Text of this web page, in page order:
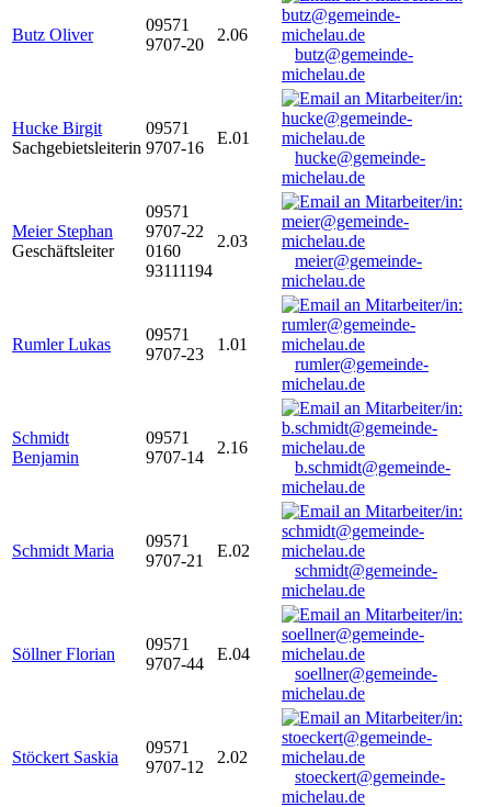
Butz Oliver
09571
9707-20
2.06
butz@gemeinde-
michelau.de
Hucke Birgit
Sachgebietsleiterin
09571
9707-16
E.01
hucke@gemeinde-
michelau.de
Meier Stephan
Geschäftsleiter
09571
9707-22
0160
93111194
2.03
meier@gemeinde-
michelau.de
Rumler Lukas
09571
9707-23
1.01
rumler@gemeinde-
michelau.de
Schmidt
Benjamin
09571
9707-14
2.16
b.schmidt@gemeinde-
michelau.de
Schmidt Maria
09571
9707-21
E.02
schmidt@gemeinde-
michelau.de
Söllner Florian
09571
9707-44
E.04
soellner@gemeinde-
michelau.de
Stöckert Saskia
09571
9707-12
2.02
stoeckert@gemeinde-
michelau.de